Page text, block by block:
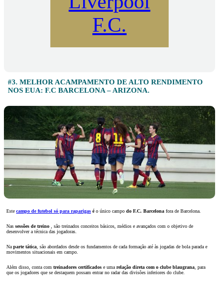
F.C.
#3. MELHOR ACAMPAMENTO DE ALTO RENDIMENTO
NOS EUA: F.C BARCELONA – ARIZONA.
Este campo de futebol só para raparigas éo único campo do F.C. Barcelona fora de Barcelona.
Nas sessões de treino
, são treinados conceitos básicos, médios e avançados com o objetivo de
desenvolver a técnica das jogadoras.
Na parte tática , são abordados desde os fundamentos de cada formação até às jogadas de bola parada e
movimentos situacionais em campo.
Além disso, conta com treinadores certificados e uma relação direta com o clube blaugrana , para
que os jogadores que se destaquem possam entrar no radar das divisões inferiores do clube.